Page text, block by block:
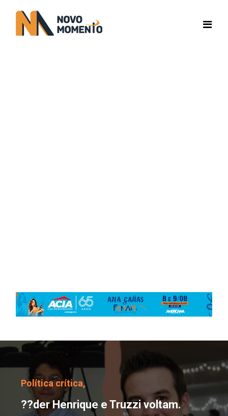
??der Henrique e
Política crítica,
??der Henrique e Truzzi voltam.